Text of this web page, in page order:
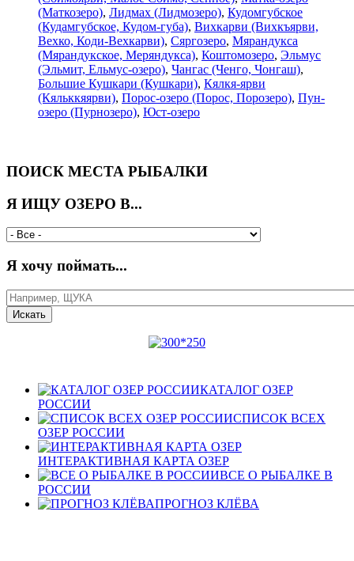
(Маткозеро), Лидмах (Лидмозеро), Кудомгубское
(Кудамгубское, Кудом-губа), Вихкарви (Вихкъярви,
Вехко, Коди-Вехкарви), Сяргозеро, Мярандукса
(Мярандукское, Меряндукса), Коштомозеро, Эльмус
(Эльмит, Ельмус-озеро), Чангас (Ченго, Чонгаш),
Большие Кушкари (Кушкари), Кялкя-ярви
(Кяльккяярви), Порос-озеро (Порос, Порозеро), Пун-
озеро (Пурнозеро), Юст-озеро
ПОИСК МЕСТА РЫБАЛКИ
Я ИЩУ ОЗЕРО В...
Я хочу поймать...
КАТАЛОГ ОЗЕР
РОССИИ
СПИСОК ВСЕХ
ОЗЕР РОССИИ
ИНТЕРАКТИВНАЯ КАРТА ОЗЕР
ВСЕ О РЫБАЛКЕ В
РОССИИ
ПРОГНОЗ КЛЁВА